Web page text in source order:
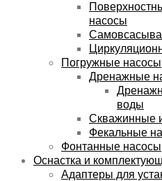
насосы
Погружные насосы
Дренажные
воды
Скважинные
Фекальные
Фонтанные насосы
Оснастка и
Адаптеры для